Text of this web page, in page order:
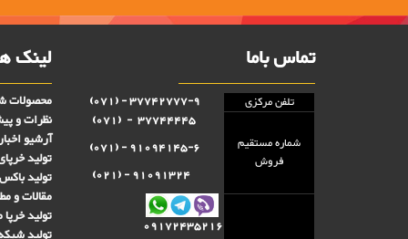
تماس باما
تلفن مرکزی 37742777-9 - (071)
شماره مستقيم
فروش
37744445 - (071)
91094145-6 - (071)
91091324 - (021)
09172435216
لینک
محصولات
نظرات و
آرشیو
تولید
تولید
مقالات و
تولید